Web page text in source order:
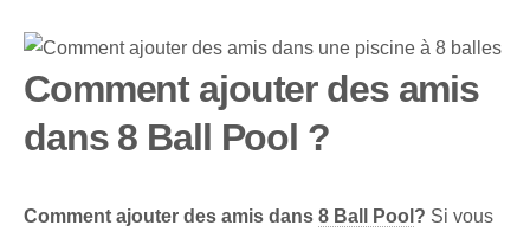
Comment ajouter des amis
dans 8 Ball Pool ?
Comment ajouter des amis dans 8 Ball Pool ? Si vous